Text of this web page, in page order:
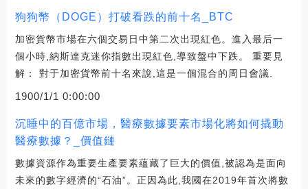
狗狗幣（DOGE）打破看跌的前十名_BTC
加密貨幣市場在六個交易日中第二次出現紅色。進入最后一
個小時,納斯達克迷你指數出現紅色,導致盤中下跌。 重要見
解： 對于加密貨幣前十名來說,這是一個混合的周日會議.
1900/1/1 0:00:00
沉睡中的百億市場，醫療數據要素市場化將如何撬動
醫療數據？_價值鏈
數據資源作為重要生產要素蘊藏了巨大的價值,被認為是面向
未來的數字經濟的“石油”。正因為此,我國在2019年首次將數